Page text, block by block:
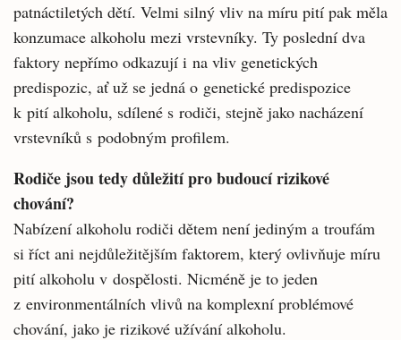
patnáctiletých dětí. Velmi silný vliv na míru pití pak měla
konzumace alkoholu mezi vrstevníky. Ty poslední dva
faktory nepřímo odkazují i na vliv genetických
predispozic, ať už se jedná o genetické predispozice
k pití alkoholu, sdílené s rodiči, stejně jako nacházení
vrstevníků s podobným profilem.
Rodiče jsou tedy důležití pro budoucí rizikové
chování?
Nabízení alkoholu rodiči dětem není jediným a troufám
si říct ani nejdůležitějším faktorem, který ovlivňuje míru
pití alkoholu v dospělosti. Nicméně je to jeden
z environmentálních vlivů na komplexní problémové
chování, jako je rizikové užívání alkoholu.